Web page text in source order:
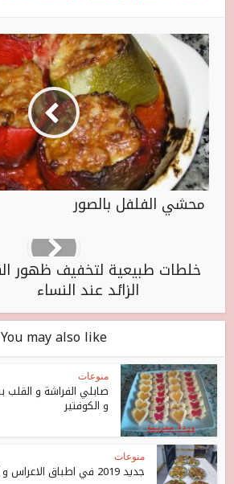
محشي الفلفل بالصور
خلطات طبيعية لتخفيف ظهور
الزائد عند النساء
You may also like
منوعات
صابلي الفراشة و القلب
و الكوفتير
منوعات
جديد 2019 في اطباق الاعراس و المناسبات